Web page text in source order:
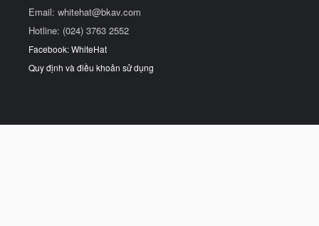
Email: whitehat@bkav.com
Hotline: (024) 3763 2552
Facebook: WhiteHat
Quy định và điều khoản sử dụng